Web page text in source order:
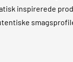
inspirerede